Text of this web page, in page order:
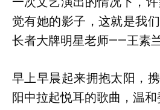
觉有她的影子，这就是我
长者大牌明星老师——王素兰
早上早晨起来拥抱太阳，
阳中拉起悦耳的歌曲，温和